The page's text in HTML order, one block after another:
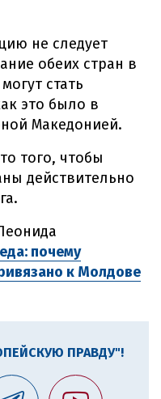
не следует
обеих стран в
стать
это было в
Македонией.
того, чтобы
действительно
почему
к Молдове
ПРАВДУ"!